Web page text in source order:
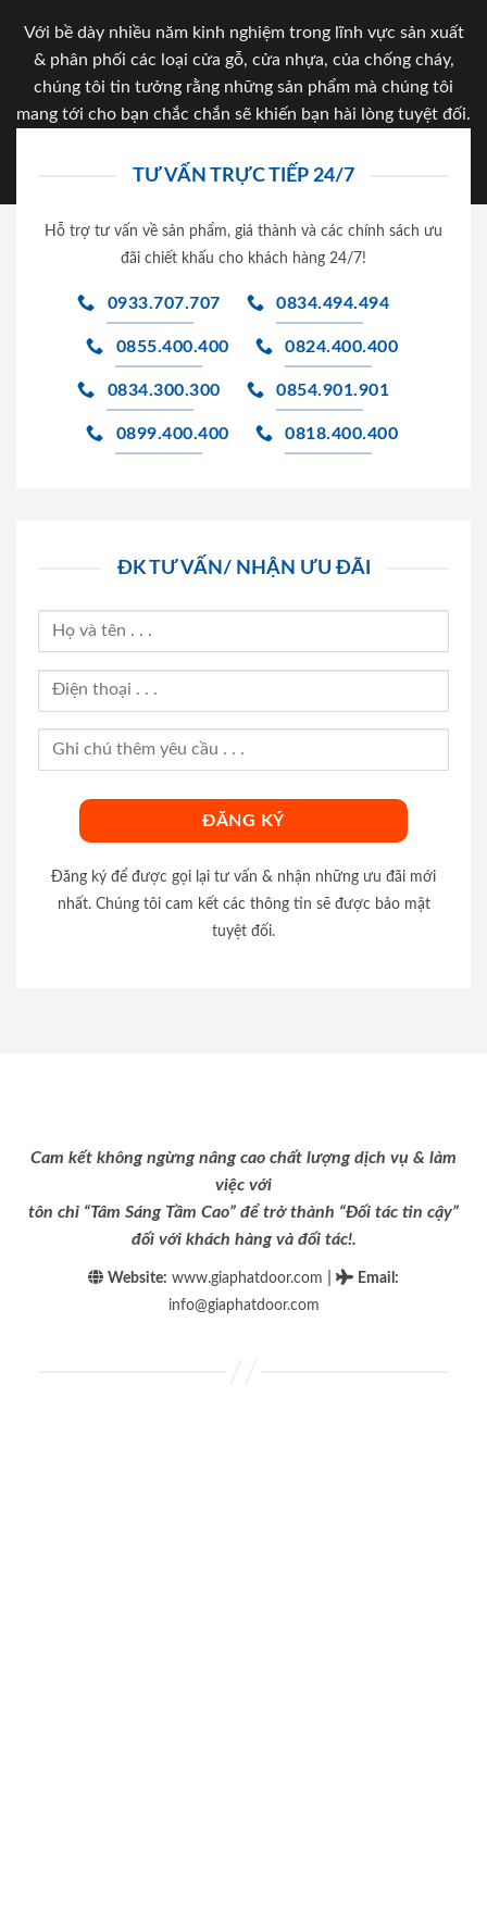
Với bề dày nhiều năm kinh nghiệm trong lĩnh vực sản xuất
& phân phối các loại cửa gỗ, cửa nhựa, của chống cháy,
chúng tôi tin tưởng rằng những sản phẩm mà chúng tôi
mang tới cho bạn chắc chắn sẽ khiến bạn hài lòng tuyệt đối.
TƯ VẤN TRỰC TIẾP 24/7
Hỗ trợ tư vấn về sản phẩm, giá thành và các chính sách ưu
đãi chiết khấu cho khách hàng 24/7!
0933.707.707 0834.494.494
0855.400.400 0824.400.400
0834.300.300 0854.901.901
0899.400.400 0818.400.400
ĐK TƯ VẤN/ NHẬN ƯU ĐÃI
Đăng ký để được gọi lại tư vấn & nhận những ưu đãi mới
nhất. Chúng tôi cam kết các thông tin sẽ được bảo mật
tuyệt đối.
Cam kết không ngừng nâng cao chất lượng dịch vụ & làm
việc với
tôn chỉ “Tâm Sáng Tầm Cao” để trở thành “Đối tác tin cậy”
đối với khách hàng và đối tác!.
Website: www.giaphatdoor.com Email :
info@giaphatdoor.com